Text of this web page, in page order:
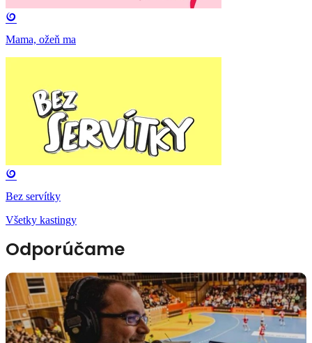
Mama, ožeň ma
Bez servítky
Všetky kastingy
Odporúčame